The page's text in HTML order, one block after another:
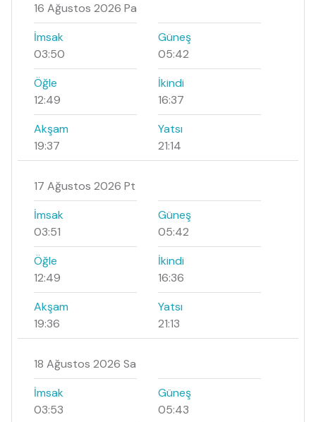
16 Ağustos 2026 Pa
İmsak
03:50
Güneş
05:42
Öğle
12:49
İkindi
16:37
Akşam
19:37
Yatsı
21:14
17 Ağustos 2026 Pt
İmsak
03:51
Güneş
05:42
Öğle
12:49
İkindi
16:36
Akşam
19:36
Yatsı
21:13
18 Ağustos 2026 Sa
İmsak
03:53
Güneş
05:43